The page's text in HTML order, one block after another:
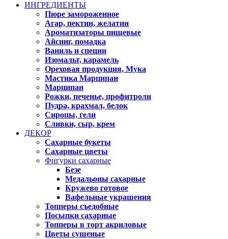
ИНГРЕДИЕНТЫ
Пюре замороженное
Агар, пектин, желатин
Ароматизаторы пищевые
Айсинг, помадка
Ваниль и специи
Изомальт, карамель
Ореховая продукция, Мука
Мастика Марципан
Марципан
Рожки, печенье, профитроли
Пудра, крахмал, белок
Сиропы, гели
Сливки, сыр, крем
ДЕКОР
Сахарные букеты
Сахарные цветы
Фигурки сахарные
Безе
Медальоны сахарные
Кружево готовое
Вафельные украшения
Топперы съедобные
Посыпки сахарные
Топперы в торт акриловые
Цветы сушеные